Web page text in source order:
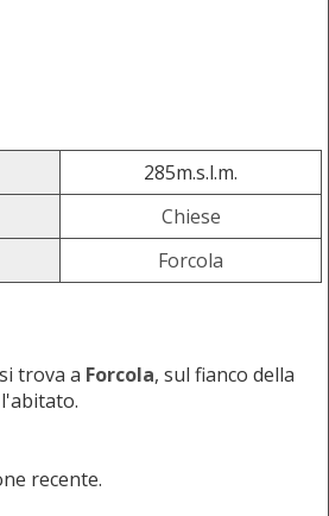
285m.s.l.m.
Chiese
Forcola
trova a Forcola, sul fianco della
recente.